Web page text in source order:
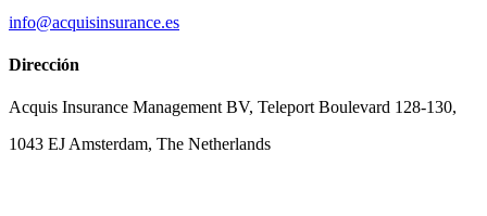
info@acquisinsurance.es
Dirección
Acquis Insurance Management BV, Teleport Boulevard 128-130,
1043 EJ Amsterdam, The Netherlands